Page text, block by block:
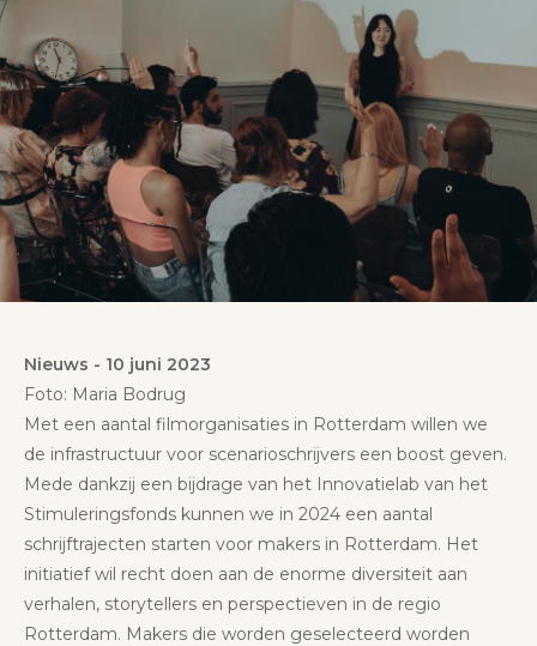
Nieuws - 10 juni 2023
Foto: Maria Bodrug
Met een aantal filmorganisaties in Rotterdam willen we
de infrastructuur voor scenarioschrijvers een boost geven.
Mede dankzij een bijdrage van het Innovatielab van het
Stimuleringsfonds kunnen we in 2024 een aantal
schrijftrajecten starten voor makers in Rotterdam. Het
initiatief wil recht doen aan de enorme diversiteit aan
verhalen, storytellers en perspectieven in de regio
Rotterdam. Makers die worden geselecteerd worden